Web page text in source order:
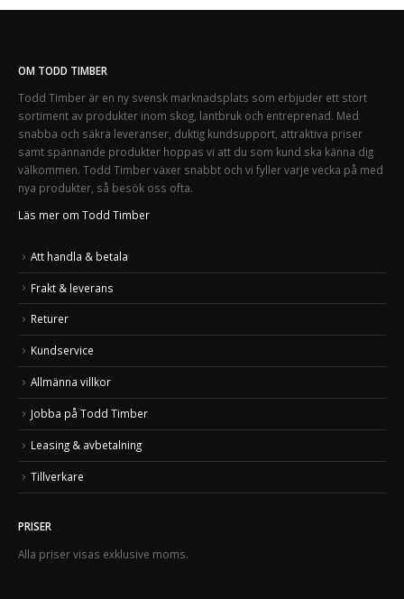
OM TODD TIMBER
Todd Timber är en ny svensk marknadsplats som erbjuder ett stort
sortiment av produkter inom skog, lantbruk och entreprenad. Med
snabba och säkra leveranser, duktig kundsupport, attraktiva priser
samt spännande produkter hoppas vi att du som kund ska känna dig
välkommen. Todd Timber växer snabbt och vi fyller varje vecka på med
nya produkter, så besök oss ofta.
Läs mer om Todd Timber
Att handla & betala
Frakt & leverans
Returer
Kundservice
Allmänna villkor
Jobba på Todd Timber
Leasing & avbetalning
Tillverkare
PRISER
Alla priser visas exklusive moms.